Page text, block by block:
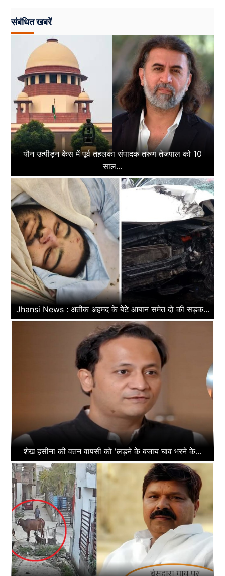
संबंधित खबरें
यौन उत्पीड़न केस में पूर्व तहलका संपादक तरुण तेजपाल को 10
साल...
Jhansi News : अतीक अहमद के बेटे आबान समेत दो की सड़क...
शेख हसीना की वतन वापसी को 'लड़ने के बजाय घाव भरने के...